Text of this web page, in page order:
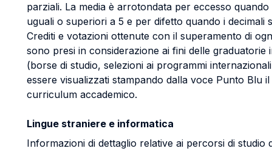
parziali. La media è arrotondata per eccesso quando
uguali o superiori a 5 e per difetto quando i decimali
Crediti e votazioni ottenute con il superamento di
sono presi in considerazione ai fini delle graduatorie
(borse di studio, selezioni ai programmi
essere visualizzati stampando dalla voce Punto Blu
curriculum accademico.
Lingue straniere e informatica
Informazioni di dettaglio relative ai percorsi di studio